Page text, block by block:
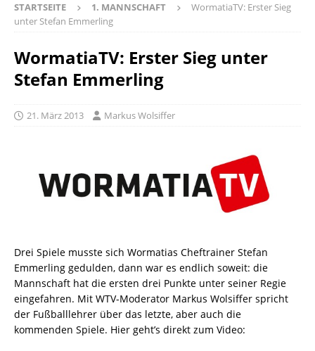
STARTSEITE 1. MANNSCHAFT
WormatiaTV: Erster Sieg
unter Stefan Emmerling
WormatiaTV: Erster Sieg unter
Stefan Emmerling
21. März 2013 Markus Wolsiffer
Drei Spiele musste sich Wormatias Cheftrainer Stefan
Emmerling gedulden, dann war es endlich soweit: die
Mannschaft hat die ersten drei Punkte unter seiner Regie
eingefahren. Mit WTV-Moderator Markus Wolsiffer spricht
der Fußballlehrer über das letzte, aber auch die
kommenden Spiele. Hier geht’s direkt zum Video: